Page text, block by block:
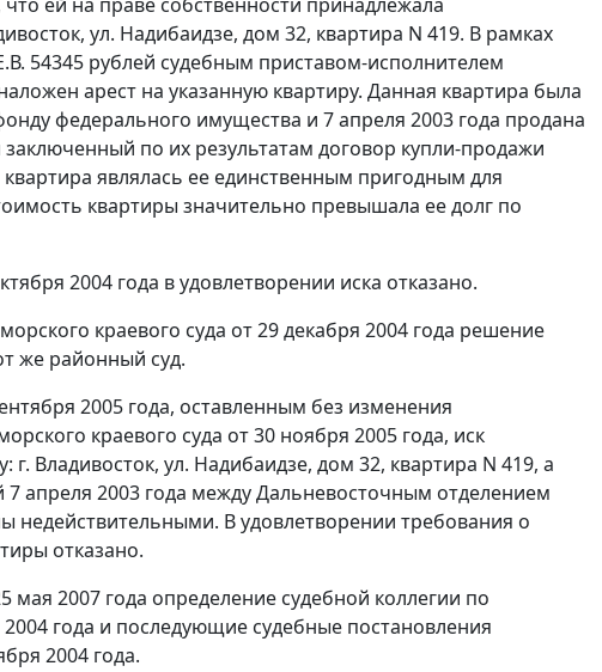
ул. Надибаидзе, дом 32, квартира N 419. В рамках
54345 рублей судебным приставом-исполнителем
арест на указанную квартиру. Данная квартира была
федерального имущества и 7 апреля 2003 года продана
по их результатам договор купли-продажи
являлась ее единственным пригодным для
квартиры значительно превышала ее долг по
2004 года в удовлетворении иска отказано.
краевого суда от 29 декабря 2004 года решение
же районный суд.
2005 года, оставленным без изменения
краевого суда от 30 ноября 2005 года, иск
Владивосток, ул. Надибаидзе, дом 32, квартира N 419, а
апреля 2003 года между Дальневосточным отделением
недействительными. В удовлетворении требования о
отказано.
2007 года определение судебной коллегии по
года и последующие судебные постановления
2004 года.